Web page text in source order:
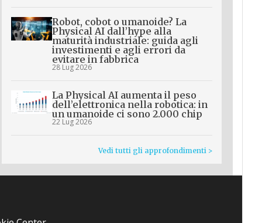
Robot, cobot o umanoide? La
Physical AI dall’hype alla
maturità industriale: guida agli
investimenti e agli errori da
evitare in fabbrica
28 Lug 2026
La Physical AI aumenta il peso
dell’elettronica nella robotica: in
un umanoide ci sono 2.000 chip
22 Lug 2026
Vedi tutti gli approfondimenti >